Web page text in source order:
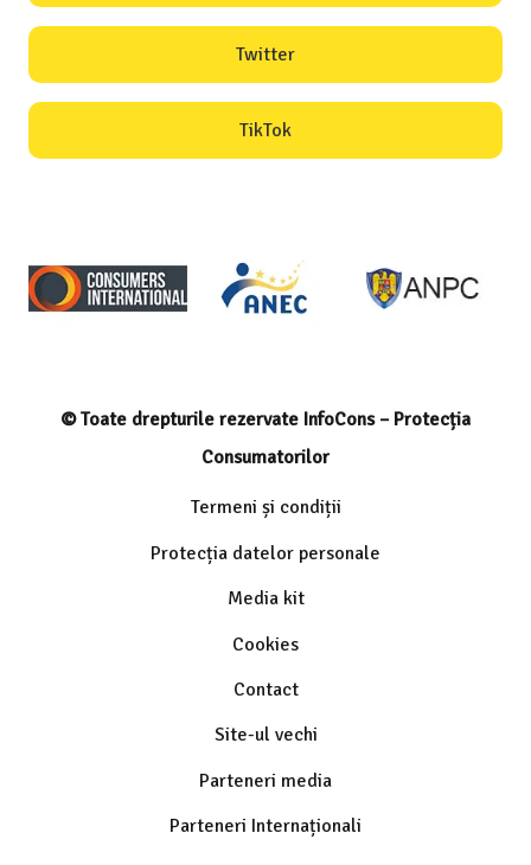
Twitter
TikTok
© Toate drepturile rezervate InfoCons – Protecția
Consumatorilor
Termeni și condiții
Protecția datelor personale
Media kit
Cookies
Contact
Site-ul vechi
Parteneri media
Parteneri Internaționali